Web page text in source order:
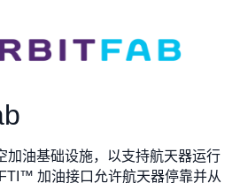
加油基础设施，以支持航天器运行
加油接口允许航天器停靠并从